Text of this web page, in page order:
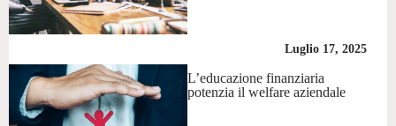
Luglio 17, 2025
L’educazione finanziaria
potenzia il welfare aziendale